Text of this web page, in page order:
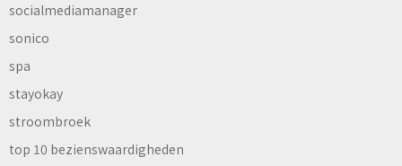
socialmediamanager
sonico
spa
stayokay
stroombroek
top 10 bezienswaardigheden